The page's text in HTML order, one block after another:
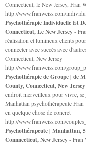
Connecticut, le New Jersey, Fran
http://www.franweiss.com/
Psychothérapie Individuelle Et
Connecticut, Le New Jersey -
réalisation et lumineux clients
connecter avec succès avec
Connecticut, New Jersey
http://www.franweiss.com/
Psychothérapie de Groupe | de
County, Connecticut, New Jersey
endroit merveilleux pour vivre, se
Manhattan psychothérapeute
en quelque chose de concret
http://www.franweiss.com/
Psychothérapeute | Manhattan,
Connnecticut, New Jersey - Fran